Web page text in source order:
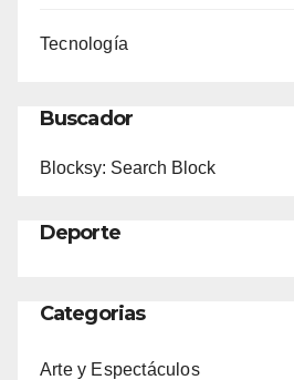
Tecnología
Buscador
Blocksy: Search Block
Deporte
Categorias
Arte y Espectáculos